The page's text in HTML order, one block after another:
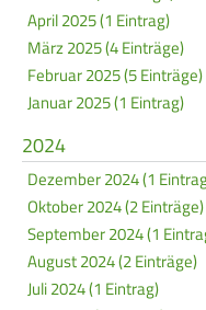
April 2025 (1 Eintrag)
März 2025 (4 Einträge)
Februar 2025 (5 Einträge)
Januar 2025 (1 Eintrag)
2024
Dezember 2024 (1
Oktober 2024 (2 Einträge)
September 2024 (1
August 2024 (2 Einträge)
Juli 2024 (1 Eintrag)